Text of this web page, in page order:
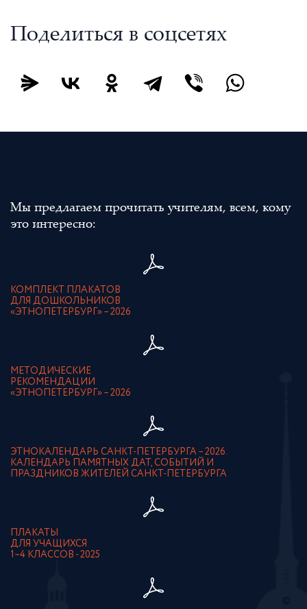
Поделиться в соцсетях
Мы предлагаем прочитать учителям, всем, кому
это интересно:
КОМПЛЕКТ ПЛАКАТОВ
ДЛЯ ДОШКОЛЬНИКОВ
«ЭТНОПЕТЕРБУРГ» – 2026
МЕТОДИЧЕСКИЕ
РЕКОМЕНДАЦИИ
«ЭТНОПЕТЕРБУРГ» – 2026
ЭТНОКАЛЕНДАРЬ САНКТ-ПЕТЕРБУРГА – 2026.
КАЛЕНДАРЬ ПАМЯТНЫХ ДАТ, СОБЫТИЙ И
ПРАЗДНИКОВ ЖИТЕЛЕЙ САНКТ-ПЕТЕРБУРГА
ПЛАКАТЫ
ДЛЯ УЧАЩИХСЯ
1–4 КЛАССОВ - 2025